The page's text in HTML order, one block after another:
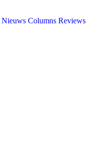
Nieuws Columns Reviews